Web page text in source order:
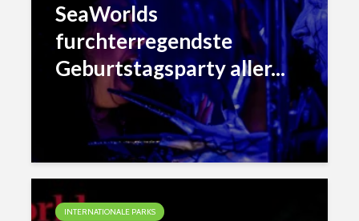
SeaWorlds
furchterregendste
Geburtstagsparty aller...
INTERNATIONALE PARKS